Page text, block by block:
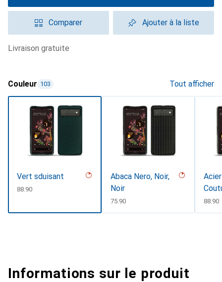
Comparer Ajouter à la liste
livraison gratuite
Couleur 103 Tout afficher
Vert sduisant
CHF
88.90
Abaca Nero, Noir,
Noir
CHF
75.90 CHF
88.90
Informations sur le produit